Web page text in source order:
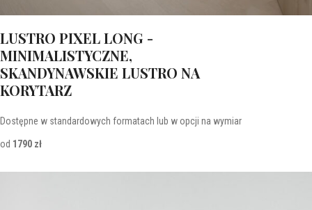
LUSTRO PIXEL LONG -
MINIMALISTYCZNE,
SKANDYNAWSKIE LUSTRO NA
KORYTARZ
Dostępne w standardowych formatach lub w opcji na wymiar
od 1790 zł